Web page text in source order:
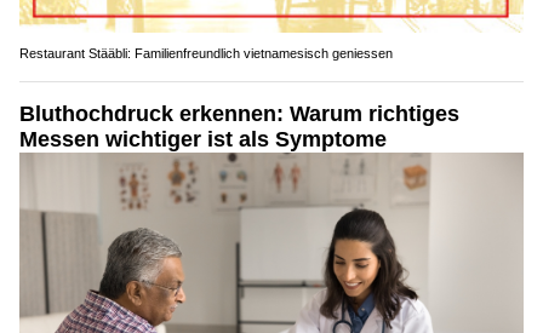
Restaurant Stääbli: Familienfreundlich vietnamesisch geniessen
Bluthochdruck erkennen: Warum richtiges
Messen wichtiger ist als Symptome